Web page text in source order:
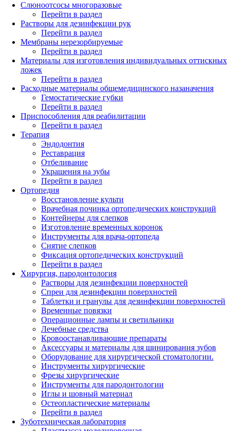
Слюноотсосы многоразовые
Перейти в раздел
Растворы для дезинфекции рук
Перейти в раздел
Мембраны нерезорбируемые
Перейти в раздел
Материалы для изготовления индивидуальных оттискных
ложек
Перейти в раздел
Расходные материалы общемедицинского назаначения
Гемостатические губки
Перейти в раздел
Приспособления для реабилитации
Перейти в раздел
Терапия
Эндодонтия
Реставрация
Отбеливание
Украшения на зубы
Перейти в раздел
Ортопедия
Восстановление культи
Врачебная починка ортопедических конструкций
Контейнеры для слепков
Изготовление временных коронок
Инструменты для врача-ортопеда
Снятие слепков
Фиксация ортопедических конструкций
Перейти в раздел
Хирургия, пародонтология
Растворы для дезинфекции поверхностей
Спреи для дезинфекции поверхностей
Таблетки и гранулы для дезинфекции поверхностей
Временные повязки
Операционные лампы и светильники
Лечебные средства
Кровоостанавливающие препараты
Аксессуары и материалы для шинирования зубов
Оборудование для хирургической стоматологии.
Инструменты хирургические
Фрезы хирургические
Инструменты для пародонтологии
Иглы и шовный материал
Остеопластические материалы
Перейти в раздел
Зуботехническая лаборатория